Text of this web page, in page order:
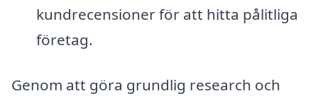
kundrecensioner för att hitta pålitliga
företag.
Genom att göra grundlig research och